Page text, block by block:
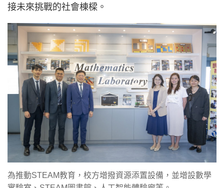
接未來挑戰的社會棟樑。
為推動STEAM教育，校方增撥資源添置設備，並增設數學